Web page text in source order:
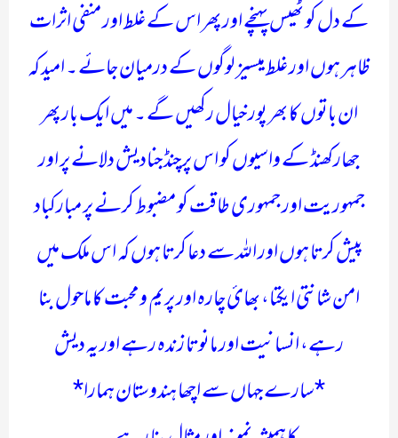
کے دل کو ٹھیس پہنچے اور پھر اس کے غلط اور منفی اثرات
ظاہر ہوں اور غلط میسیز لوگوں کے درمیان جائے ۔ امید کہ
ان باتوں کا بھر پور خیال رکھیں گے ۔ میں ایک بار پھر
جھارکھنڈ کے واسیوں کو اس پرچنڈ جنادیش دلانے پر اور
جمہوریت اور جمہوری طاقت کو مضبوط کرنے پر مبارکباد
پیش کرتا ہوں اور اللہ سے دعا کرتا ہوں کہ اس ملک میں
امن شانتی ایکتا، بھائ چارہ اور پریم و محبت کا ماحول بنا
رہے، انسانیت اور مانوتا زندہ رہے اور یہ دیش
*سارے جہاں سے اچھا ہندوستان ہمارا*